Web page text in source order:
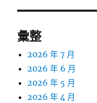
彙整
2026 年 7 月
2026 年 6 月
2026 年 5 月
2026 年 4 月